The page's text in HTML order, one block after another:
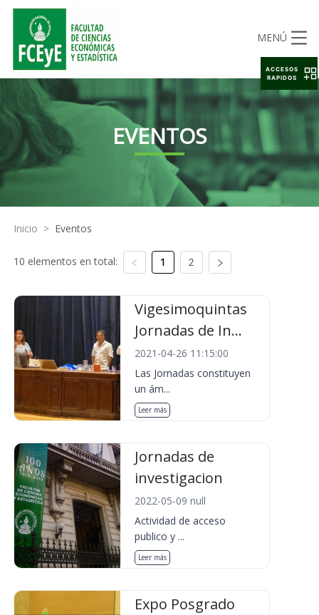
MENÚ
EVENTOS
Inicio > Eventos
10 elementos en total: 1 2
Vigesimoquintas
Jornadas de In...
2021-04-26 11:15:00
Las Jornadas constituyen
un ám...
Leer más
Jornadas de
investigacion
2022-05-09 null
Actividad de acceso
publico y ...
Leer más
Expo Posgrado
ACCESOS
RAPIDOS